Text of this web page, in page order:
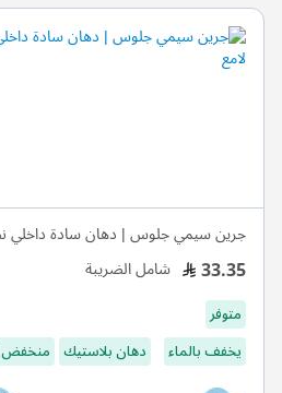
جرين سيمي جلوس | دهان سادة داخلي
33.35 شامل الضريبة
متوفر
يخفف بالماء
دهان بلاستيك منخفض